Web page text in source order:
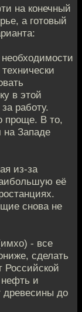
на конечный
а готовый
в этой
работу.
проще. В то,
на Западе
из-за
её
снова не
- все
сделать
Российской
нефть и
древесины до